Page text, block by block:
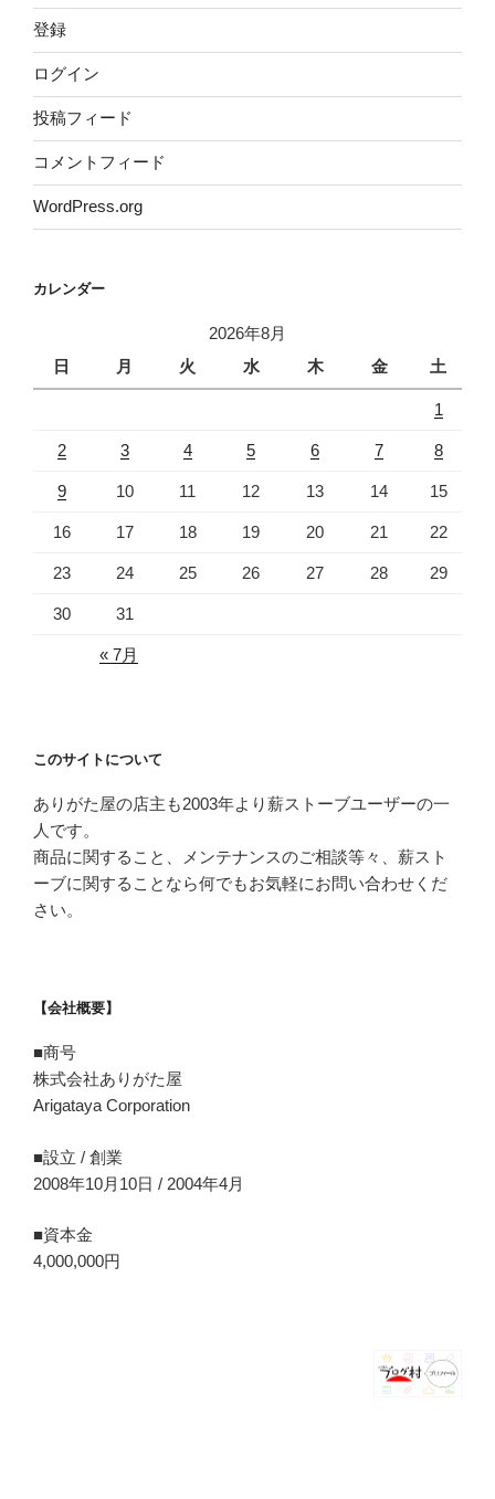
登録
ログイン
投稿フィード
コメントフィード
WordPress.org
カレンダー
2026年8月
日
月 火 水 木 金 土
1
2 3 4 5 6 7 8
9 10 11 12 13 14 15
16 17 18 19 20 21 22
23 24 25 26 27 28 29
30 31
« 7月
このサイトについて
ありがた屋の店主も2003年より薪ストーブユーザーの一
人です。
商品に関すること、メンテナンスのご相談等々、薪スト
ーブに関することなら何でもお気軽にお問い合わせくだ
さい。
【会社概要】
■商号
株式会社ありがた屋
Arigataya Corporation
■設立 / 創業
2008年10月10日 / 2004年4月
■資本金
4,000,000円